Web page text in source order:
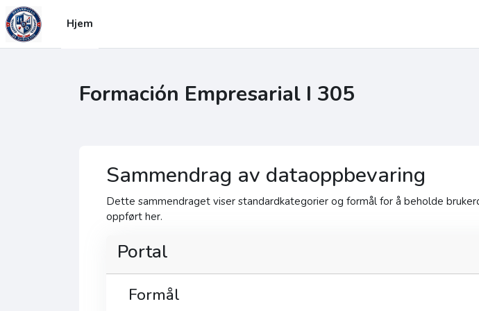
Gå til hovedinnhold
Hjem
Formación Empresarial I 305
Sammendrag av dataoppbevaring
Dette sammendraget viser standardkategorier og formål for å beholde
oppført her.
Portal
Formål